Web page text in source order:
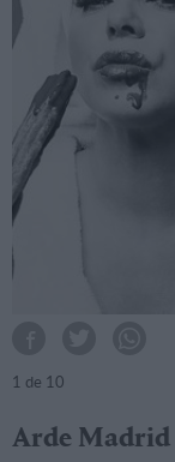
1 de 10
Arde Madrid